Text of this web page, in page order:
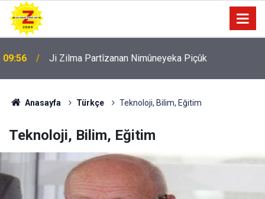
09:56 Ji Zilma Partîzanan Nimûneyeka Piçûk
Anasayfa Türkçe Teknoloji, Bilim, Eğitim
Teknoloji, Bilim, Eğitim